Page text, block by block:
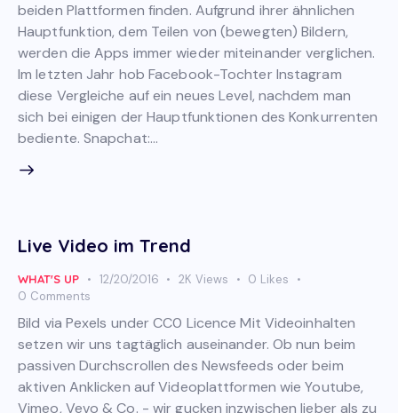
beiden Plattformen finden. Aufgrund ihrer ähnlichen
Hauptfunktion, dem Teilen von (bewegten) Bildern,
werden die Apps immer wieder miteinander verglichen.
Im letzten Jahr hob Facebook-Tochter Instagram
diese Vergleiche auf ein neues Level, nachdem man
sich bei einigen der Hauptfunktionen des Konkurrenten
bediente. Snapchat:…
Live Video im Trend
WHAT'S UP 12/20/2016 2K Views 0 Likes
0 Comments
Bild via Pexels under CC0 Licence Mit Videoinhalten
setzen wir uns tagtäglich auseinander. Ob nun beim
passiven Durchscrollen des Newsfeeds oder beim
aktiven Anklicken auf Videoplattformen wie Youtube,
Vimeo, Vevo & Co. - wir gucken inzwischen lieber als zu